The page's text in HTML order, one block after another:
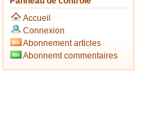
Accueil
Connexion
Abonnement articles
Abonnemt commentaires